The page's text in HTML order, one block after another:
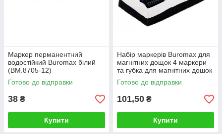
Маркер перманентний
водостійкий Buromax білий
(BM.8705-12)
Готово до відправки
38 ₴
Купити
Набір маркерів Buromax для
магнітних дощок 4 маркери
та губка для магнітних дошок
(BM.8800-84)
Готово до відправки
101,50 ₴
Купити